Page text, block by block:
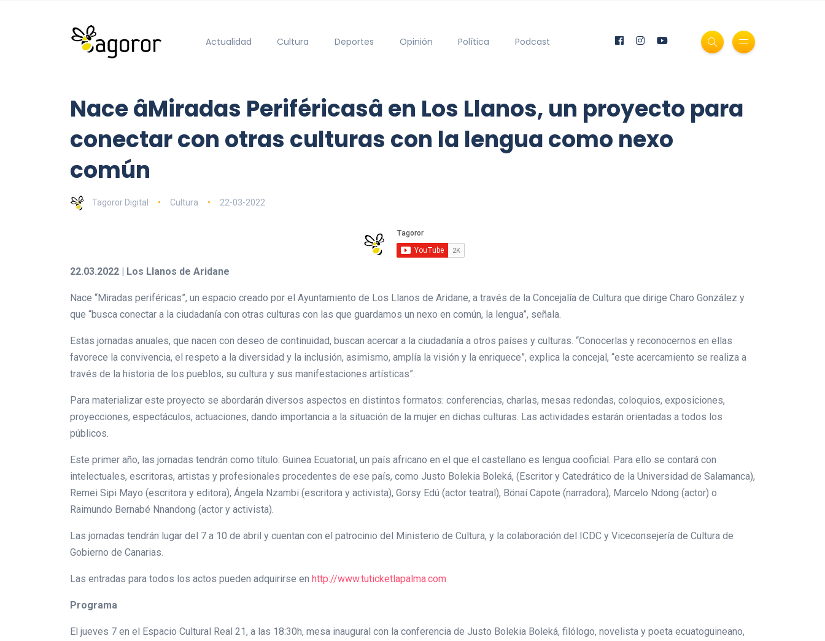
Actualidad Cultura Deportes Opinión Política Podcast
Nace âMiradas Periféricasâ en Los Llanos, un proyecto para
conectar con otras culturas con la lengua como nexo
común
Tagoror Digital Cultura 22-03-2022
22.03.2022 | Los Llanos de Aridane
Nace “Miradas periféricas”, un espacio creado por el Ayuntamiento de Los Llanos de Aridane, a través de la Concejalía de Cultura que dirige Charo González y
que “busca conectar a la ciudadanía con otras culturas con las que guardamos un nexo en común, la lengua”, señala.
Estas jornadas anuales, que nacen con deseo de continuidad, buscan acercar a la ciudadanía a otros países y culturas. “Conocerlas y reconocernos en ellas
favorece la convivencia, el respeto a la diversidad y la inclusión, asimismo, amplía la visión y la enriquece”, explica la concejal, “este acercamiento se realiza a
través de la historia de los pueblos, su cultura y sus manifestaciones artísticas”.
Para materializar este proyecto se abordarán diversos aspectos en distintos formatos: conferencias, charlas, mesas redondas, coloquios, exposiciones,
proyecciones, espectáculos, actuaciones, dando importancia a la situación de la mujer en dichas culturas. Las actividades estarán orientadas a todos los
públicos.
Este primer año, las jornadas tendrán como título: Guinea Ecuatorial, un país africano en el que el castellano es lengua cooficial. Para ello se contará con
intelectuales, escritoras, artistas y profesionales procedentes de ese país, como Justo Bolekia Boleká, (Escritor y Catedrático de la Universidad de Salamanca),
Remei Sipi Mayo (escritora y editora), Ángela Nzambi (escritora y activista), Gorsy Edú (actor teatral), Bönaí Capote (narradora), Marcelo Ndong (actor) o
Raimundo Bernabé Nnandong (actor y activista).
Las jornadas tendrán lugar del 7 a 10 de abril y cuentan con el patrocinio del Ministerio de Cultura, y la colaboración del ICDC y Viceconsejería de Cultura de
Gobierno de Canarias.
Las entradas para todos los actos pueden adquirirse en http://www.tuticketlapalma.com
Programa
El jueves 7 en el Espacio Cultural Real 21, a las 18:30h, mesa inaugural con la conferencia de Justo Bolekia Boleká, filólogo, novelista y poeta ecuatoguineano,